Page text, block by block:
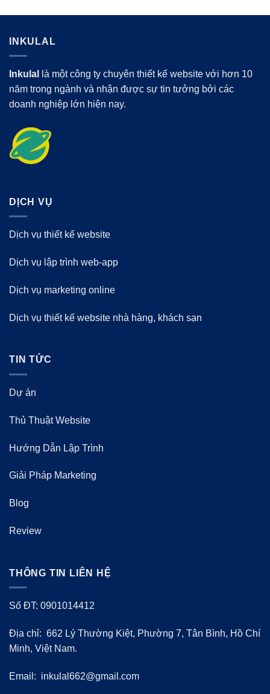
INKULAL
Inkulal
là một công ty chuyên thiết kế website với hơn 10
năm trong ngành và nhận được sự tin tưởng bởi các
doanh nghiệp lớn hiện nay.
DỊCH VỤ
Dịch vụ thiết kế website
Dịch vụ lập trình web-app
Dịch vụ marketing online
Dịch vụ thiết kế website nhà hàng, khách sạn
TIN TỨC
Dự án
Thủ Thuật Website
Hướng Dẫn Lập Trình
Giải Pháp Marketing
Blog
Review
THÔNG TIN LIÊN HỆ
Số ĐT: 0901014412
Địa chỉ: 662 Lý Thường Kiệt, Phường 7, Tân Bình, Hồ Chí
Minh, Việt Nam.
Email: inkulal662@gmail.com